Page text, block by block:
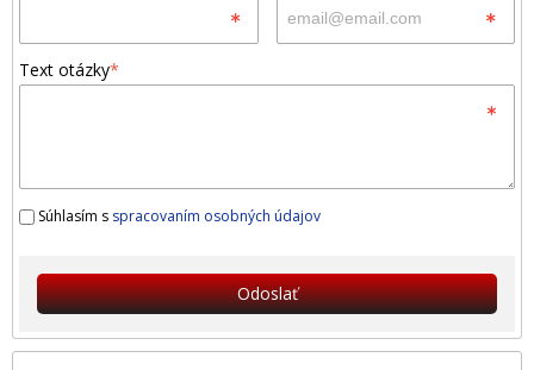
Text otázky*
Súhlasím s spracovaním osobných údajov
Odoslať